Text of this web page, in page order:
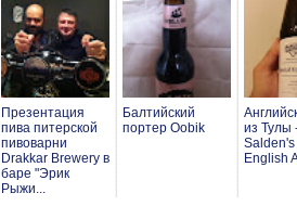
Презентация
пива питерской
пивоварни
Drakkar Brewery в
баре "Эрик
Рыжи...
Балтийский
портер Oobik
из Тулы
Salden's
English